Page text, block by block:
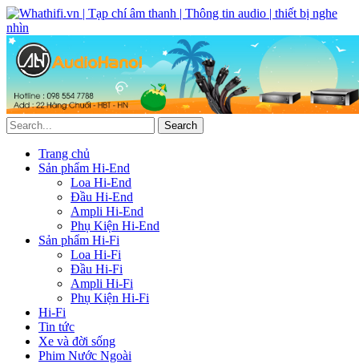
Trang chủ
Sản phẩm Hi-End
Loa Hi-End
Đầu Hi-End
Ampli Hi-End
Phụ Kiện Hi-End
Sản phẩm Hi-Fi
Loa Hi-Fi
Đầu Hi-Fi
Ampli Hi-Fi
Phụ Kiện Hi-Fi
Hi-Fi
Tin tức
Xe và đời sống
Phim Nước Ngoài